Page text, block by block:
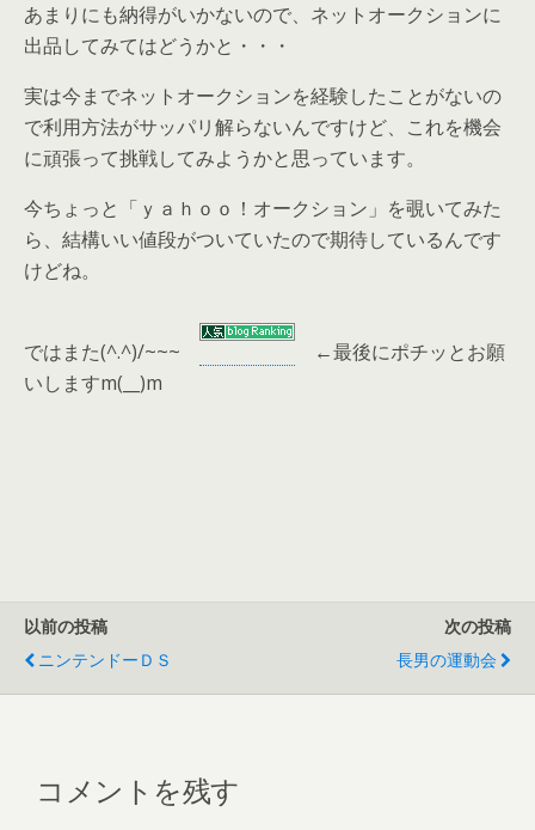
あまりにも納得がいかないので、ネットオークションに
出品してみてはどうかと・・・
実は今までネットオークションを経験したことがないの
で利用方法がサッパリ解らないんですけど、これを機会
に頑張って挑戦してみようかと思っています。
今ちょっと「ｙａｈｏｏ！オークション」を覗いてみた
ら、結構いい値段がついていたので期待しているんです
けどね。
ではまた(^.^)/~~~ ←最後にポチッとお願
いしますm(__)m
以前の投稿
ニンテンドーＤＳ
次の投稿
長男の運動会
コメントを残す